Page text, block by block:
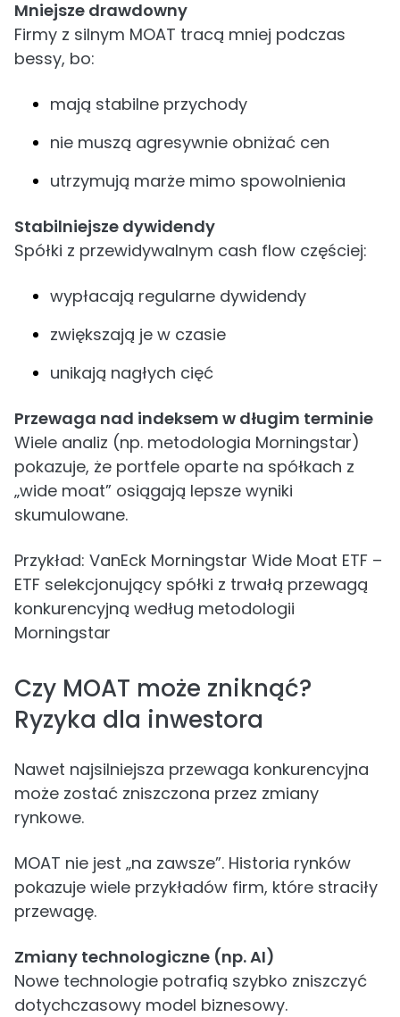
Mniejsze drawdowny
Firmy z silnym MOAT tracą mniej podczas
bessy, bo:
mają stabilne przychody
nie muszą agresywnie obniżać cen
utrzymują marże mimo spowolnienia
Stabilniejsze dywidendy
Spółki z przewidywalnym cash flow częściej:
wypłacają regularne dywidendy
zwiększają je w czasie
unikają nagłych cięć
Przewaga nad indeksem w długim terminie
Wiele analiz (np. metodologia Morningstar)
pokazuje, że portfele oparte na spółkach z
„wide moat” osiągają lepsze wyniki
skumulowane.
Przykład: VanEck Morningstar Wide Moat ETF –
ETF selekcjonujący spółki z trwałą przewagą
konkurencyjną według metodologii
Morningstar
Czy MOAT może zniknąć?
Ryzyka dla inwestora
Nawet najsilniejsza przewaga konkurencyjna
może zostać zniszczona przez zmiany
rynkowe.
MOAT nie jest „na zawsze”. Historia rynków
pokazuje wiele przykładów firm, które straciły
przewagę.
Zmiany technologiczne (np. AI)
Nowe technologie potrafią szybko zniszczyć
dotychczasowy model biznesowy.